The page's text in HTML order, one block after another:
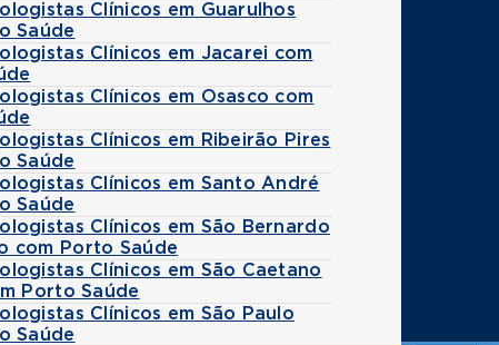
Clínicos em Guarulhos
Saúde
Clínicos em Jacarei com
Clínicos em Osasco com
Clínicos em Ribeirão Pires
Saúde
Clínicos em Santo André
Saúde
Clínicos em São Bernardo
com Porto Saúde
Clínicos em São Caetano
Porto Saúde
Clínicos em São Paulo
Saúde